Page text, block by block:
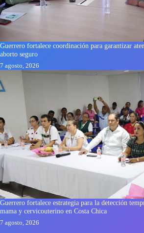
Guerrero fortalece coordinación para garantizar
aborto seguro
7 agosto, 2026
Guerrero fortalece estrategia para la detección
mama y cervicouterino en Costa Chica
7 agosto, 2026